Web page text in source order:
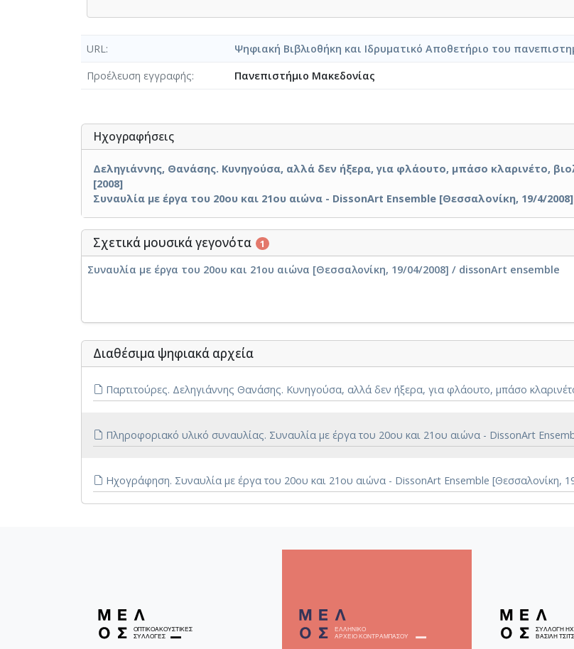
URL
Ψηφιακή Βιβλιοθήκη και Ιδρυματικό Αποθετήριο του
Προέλευση εγγραφής
Πανεπιστήμιο Μακεδονίας
Ηχογραφήσεις
Δεληγιάννης, Θανάσης. Κυνηγούσα, αλλά δεν ήξερα, για φλάουτο, μπάσο κλαρινέτο,
[2008]
Συναυλία με έργα του 20ου και 21ου αιώνα - DissonArt Ensemble [Θεσσαλονίκη, 19/4/
Σχετικά μουσικά γεγονότα 1
Συναυλία με έργα του 20ου και 21ου αιώνα [Θεσσαλονίκη, 19/04/2008] / dissonArt ensemble
Διαθέσιμα ψηφιακά αρχεία
Παρτιτούρες. Δεληγιάννης Θανάσης. Κυνηγούσα, αλλά δεν ήξερα, για φλάουτο, μπάσο
Πληροφοριακό υλικό συναυλίας. Συναυλία με έργα του 20ου και 21ου αιώνα - DissonArt
Ηχογράφηση. Συναυλία με έργα του 20ου και 21ου αιώνα - DissonArt Ensemble [Θεσσαλονίκη,